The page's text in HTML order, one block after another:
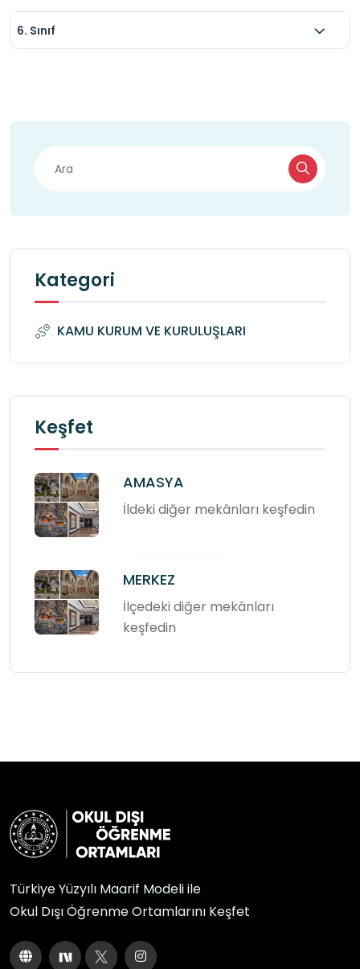
6. Sınıf
Kategori
KAMU KURUM VE KURULUŞLARI
Keşfet
AMASYA
İldeki diğer mekânları keşfedin
MERKEZ
İlçedeki diğer mekânları
keşfedin
Türkiye Yüzyılı Maarif Modeli ile
Okul Dışı Öğrenme Ortamlarını Keşfet